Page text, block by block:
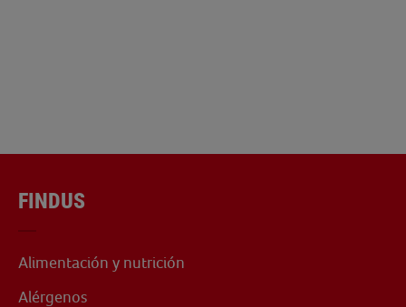
FINDUS
Alimentación y nutrición
Alérgenos